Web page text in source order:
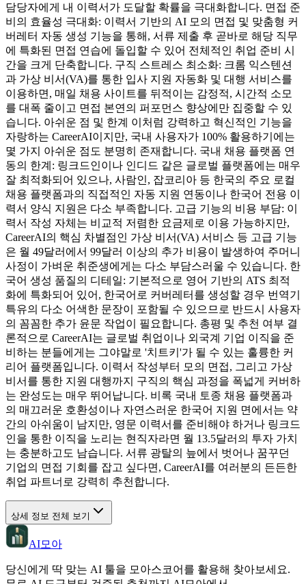
담당자에게 내 이력서가 도달할 확률을 극대화합니다. 면접 준
비의 효율성 극대화: 이력서 기반의 AI 모의 면접 및 맞춤형 커
버레터 자동 생성 기능을 통해, 서류 제출 후 곧바로 해당 직무
에 특화된 면접 연습에 돌입할 수 있어 전체적인 취업 준비 시
간을 크게 단축합니다. 구직 스트레스 최소화: 크롬 익스텐션
과 가상 비서(VA)를 통한 입사 지원 자동화 및 대행 서비스를
이용하면, 매일 채용 사이트를 뒤적이는 감정적, 시간적 소모
를 대폭 줄이고 면접 본연의 퍼포먼스 향상에만 집중할 수 있
습니다. 아쉬운 점 및 한계 이처럼 강력하고 혁신적인 기능을
자랑하는 CareerAI이지만, 국내 사용자가 100% 활용하기에는
몇 가지 아쉬운 점도 분명히 존재합니다. 국내 채용 플랫폼 연
동의 한계: 링크드인이나 인디드 같은 글로벌 플랫폼에는 매우
잘 최적화되어 있으나, 사람인, 잡코리아 등 한국의 주요 로컬
채용 플랫폼과의 직접적인 자동 지원 연동이나 한국어 전용 이
력서 양식 지원은 다소 부족합니다. 고급 기능의 비용 부담: 이
력서 작성 자체는 비교적 저렴한 요금제로 이용 가능하지만,
CareerAI의 핵심 차별점인 가상 비서(VA) 서비스 등 고급 기능
은 월 49달러에서 99달러 이상의 추가 비용이 발생하여 주머니
사정이 가벼운 취준생에게는 다소 부담스러울 수 있습니다. 한
국어 생성 품질의 디테일: 기본적으로 영어 기반의 ATS 최적
화에 특화되어 있어, 한국어로 커버레터를 생성할 경우 번역기
특유의 다소 어색한 문장이 포함될 수 있으므로 반드시 사용자
의 꼼꼼한 추가 윤문 작업이 필요합니다. 총평 및 추천 여부 결
론적으로 CareerAI는 글로벌 취업이나 외국계 기업 이직을 준
비하는 분들에게는 그야말로 '치트키'가 될 수 있는 훌륭한 커
리어 플랫폼입니다. 이력서 작성부터 모의 면접, 그리고 가상
비서를 통한 지원 대행까지 구직의 핵심 과정을 폭넓게 커버하
는 완성도는 매우 뛰어납니다. 비록 국내 토종 채용 플랫폼과
의 매끄러운 호환성이나 자연스러운 한국어 지원 면에서는 약
간의 아쉬움이 남지만, 영문 이력서를 준비해야 하거나 링크드
인을 통한 이직을 노리는 현직자라면 월 13.5달러의 투자 가치
는 충분하고도 남습니다. 서류 광탈의 늪에서 벗어나 꿈꾸던
기업의 면접 기회를 잡고 싶다면, CareerAI를 여러분의 든든한
취업 파트너로 강력히 추천합니다.
상세 정보 전체 보기
AI모아
당신에게 딱 맞는 AI 툴을 모아스코어를 활용해 찾아보세요.